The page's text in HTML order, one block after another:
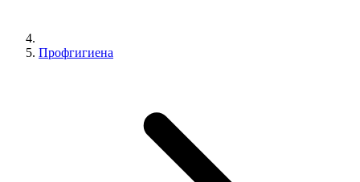
Профгигиена